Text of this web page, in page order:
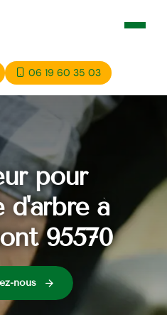
06 19 60 35 03
pour
d'arbre à
95570
nous